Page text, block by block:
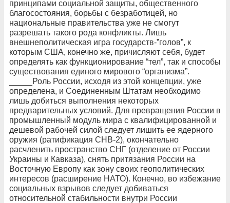
принципами социальной защиты, общественного
благосостояния, борьбы с безработицей, но
национальные правительства уже не смогут
разрешать такого рода конфликты. Лишь
внешнеполитическая игра государств-”голов”, к
которым США, конечно же, причисляют себя, будет
определять как функционирование “тел”, так и способы
существования единого мирового “организма”.
_____Роль России, исходя из этой концепции, уже
определена, и Соединенным Штатам необходимо
лишь добиться выполнения некоторых
предварительных условий. Для превращения России в
промышленный модуль мира с квалифицированной и
дешевой рабочей силой следует лишить ее ядерного
оружия (ратификация СНВ-2), окончательно
расчленить пространство СНГ (отделение от России
Украины и Кавказа), снять притязания России на
Восточную Европу как зону своих геополитических
интересов (расширение НАТО). Конечно, во избежание
социальных взрывов следует добиваться
относительной стабильности внутри России